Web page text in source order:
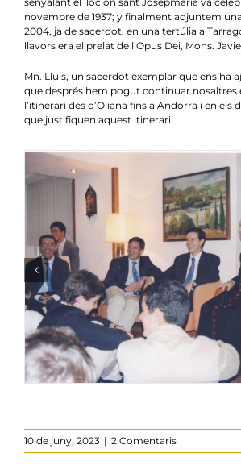
novembre de 1937; y finalment adjuntem
2004, ja de sacerdot, en una tertúlia a
llavors era el prelat de l’Opus Dei, Mons.
Mn. Lluís, un sacerdot exemplar que ens ha
que després hem pogut continuar nosaltres
l’itinerari des d’Oliana fins a Andorra i en
que justifiquen aquest itinerari.
10 de juny, 2023 | 2 Comentaris